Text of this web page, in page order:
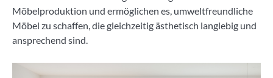
Möbelproduktion und ermöglichen es, umweltfreundliche
Möbel zu schaffen, die gleichzeitig ästhetisch langlebig und
ansprechend sind.